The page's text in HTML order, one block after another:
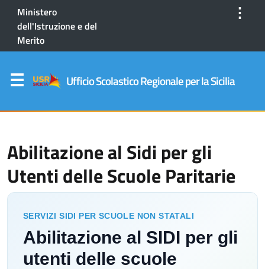
Ministero
dell'Istruzione e del
Merito
⋮
Ufficio Scolastico Regionale per la Sicilia
Abilitazione al Sidi per gli
Utenti delle Scuole Paritarie
SERVIZI SIDI PER SCUOLE NON STATALI
Abilitazione al SIDI per gli
utenti delle scuole